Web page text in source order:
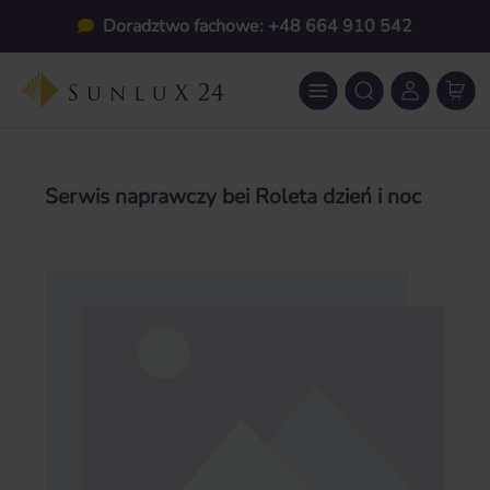
Przejdź do głównej zawartościDoradztwo fachowe: +48 664 910 542
Serwis naprawczy bei Roleta dzień i noc